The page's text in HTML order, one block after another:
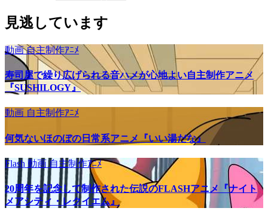
見逃しています
動画自主制作ｱﾆﾒ
寿司屋で繰り広げられる音ハメが心地よい自主制作アニメ
『SUSHILOGY』
動画 自主制作ｱﾆﾒ
何気ないほのぼの日常系アニメ『いい湯だな』
Flash 動画自主制作ｱﾆﾒ
20周年を記念して制作された伝説のFLASHアニメ『ナイト
メアシティ・レクイエム』